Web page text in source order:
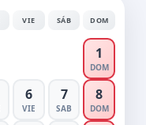
VIE SÁB DOM
1
DOM
6
VIE
7
SAB
8
DOM